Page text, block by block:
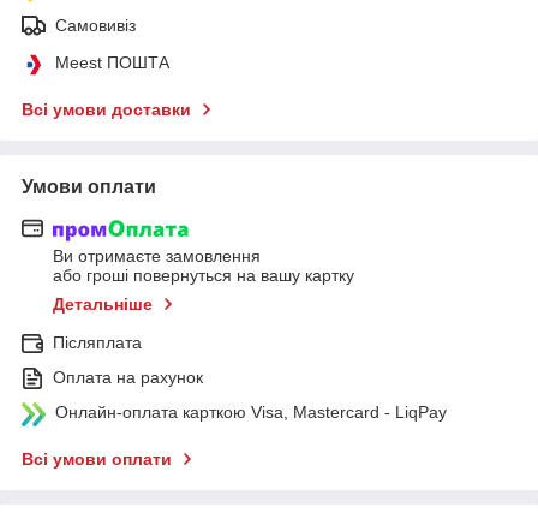
Самовивіз
Meest ПОШТА
Всі умови доставки
Умови оплати
Ви отримаєте замовлення
або гроші повернуться на вашу картку
Детальніше
Післяплата
Оплата на рахунок
Онлайн-оплата карткою Visa, Mastercard - LiqPay
Всі умови оплати